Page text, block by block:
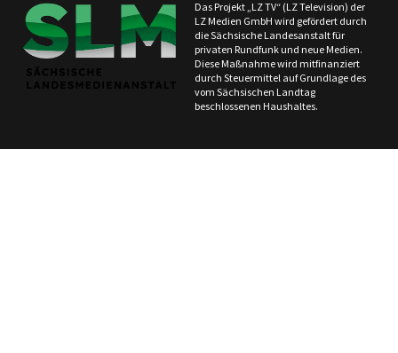
Das Projekt „LZ TV“ (LZ Television) der
LZ Medien GmbH wird gefördert durch
die Sächsische Landesanstalt für
privaten Rundfunk und neue Medien.
Diese Maßnahme wird mitfinanziert
durch Steuermittel auf Grundlage des
vom Sächsischen Landtag
beschlossenen Haushaltes.